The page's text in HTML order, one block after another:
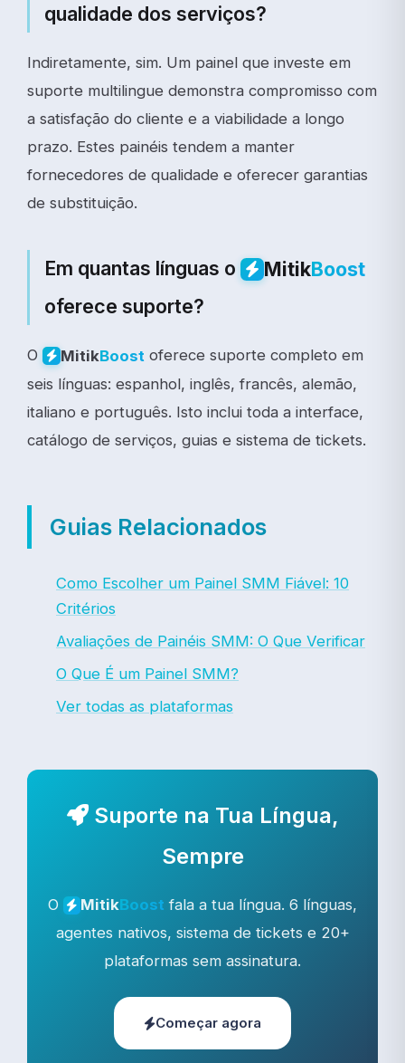
qualidade dos serviços?
Indiretamente, sim. Um painel que investe em
suporte multilingue demonstra compromisso com
a satisfação do cliente e a viabilidade a longo
prazo. Estes painéis tendem a manter
fornecedores de qualidade e oferecer garantias
de substituição.
Em quantas línguas o MitikBoost
oferece suporte?
O MitikBoost oferece suporte completo em
seis línguas: espanhol, inglês, francês, alemão,
italiano e português. Isto inclui toda a interface,
catálogo de serviços, guias e sistema de tickets.
Guias Relacionados
Como Escolher um Painel SMM Fiável: 10
Critérios
Avaliações de Painéis SMM: O Que Verificar
O Que É um Painel SMM?
Ver todas as plataformas
Suporte na Tua Língua,
Sempre
O MitikBoost fala a tua língua. 6 línguas,
agentes nativos, sistema de tickets e 20+
plataformas sem assinatura.
Começar agora